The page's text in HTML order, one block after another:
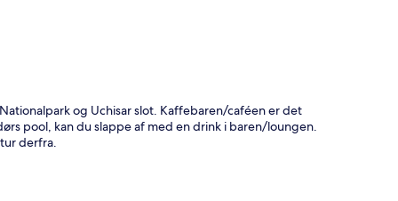
og Uchisar slot. Kaffebaren/caféen er det
pool, kan du slappe af med en drink i baren/loungen.
derfra.